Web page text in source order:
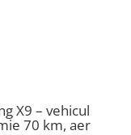
X9 – vehicul
70 km, aer